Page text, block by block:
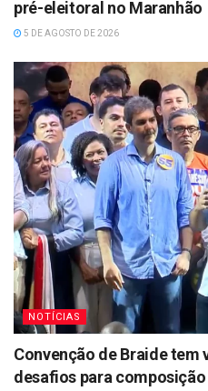
pré-eleitoral no Maranhão
5 DE AGOSTO DE 2026
NOTÍCIAS
Convenção de Braide tem
desafios para